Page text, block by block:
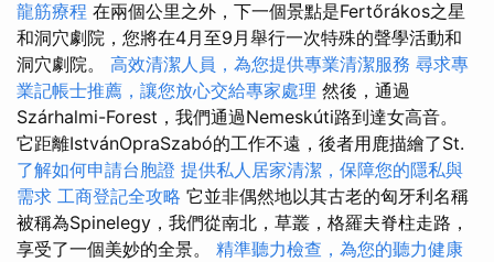
龍筋療程 在兩個公里之外，下一個景點是Fertőrákos之星
和洞穴劇院，您將在4月至9月舉行一次特殊的聲學活動和
洞穴劇院。 高效清潔人員，為您提供專業清潔服務 尋求專
業記帳士推薦，讓您放心交給專家處理 然後，通過
Szárhalmi-Forest，我們通過Nemeskúti路到達女高音。
它距離IstvánOpraSzabó的工作不遠，後者用鹿描繪了St.
了解如何申請台胞證 提供私人居家清潔，保障您的隱私與
需求 工商登記全攻略 它並非偶然地以其古老的匈牙利名稱
被稱為Spinelegy，我們從南北，草叢，格羅夫脊柱走路，
享受了一個美妙的全景。 精準聽力檢查，為您的聽力健康